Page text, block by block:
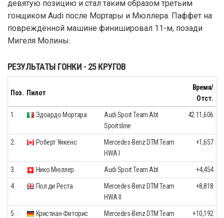
девятую позицию и стал таким образом третьим
гонщиком Audi после Мортары и Мюллера. Паффет на
повреждённой машине финишировал 11-м, позади
Мигеля Молины.
РЕЗУЛЬТАТЫ ГОНКИ - 25 КРУГОВ
Поз. Пилот
Время/
Отст.
1. Эдоардо Мортара
Audi Sport Team Abt
Sportsline
42.11,606
2. Роберт Уикенс
Mercedes-Benz DTM Team
HWA I
+1,657
3. Нико Мюллер Audi Sport Team Abt +4,454
4. Пол ди Реста
Mercedes-Benz DTM Team
HWA II
+8,818
5. Кристиан Фиторис
Mercedes-Benz DTM Team
+10,192